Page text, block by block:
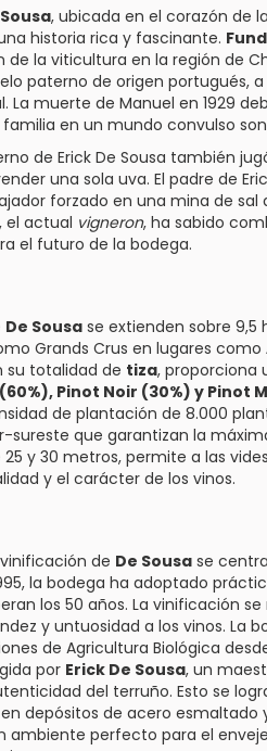
, ubicada en el corazón de
historia rica y fascinante.
de la viticultura en la región de
paterno de origen portugués, a
La muerte de Manuel en 1929
en un mundo convulso
de Erick De Sousa también
una sola uva. El padre de
forzado en una mina de
el actual vigneron, ha sabido
el futuro de la bodega.
De Sousa se extienden sobre 9,5
Grands Crus en lugares como
totalidad de tiza, proporciona
Pinot Noir (30%) y Pinot
de plantación de 8.000
sureste que garantizan la
y 30 metros, permite a las
y el carácter de los vinos.
de De Sousa se
la bodega ha adoptado
los 50 años. La vinificación
y untuosidad a los vinos. La
de Agricultura Biológica
por Erick De Sousa, un
del terruño. Esto se
depósitos de acero esmaltado
ambiente perfecto para el